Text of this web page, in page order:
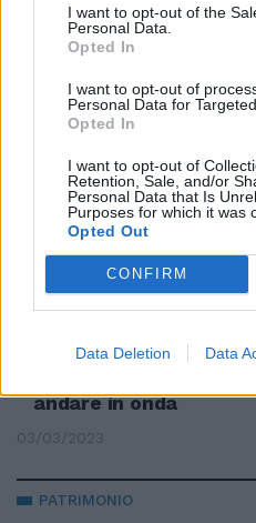
I want to opt-out of the
Personal Data.
Opted In
I want to opt-out of
Personal Data for
Opted In
I want to opt-out of
Retention, Sale, and/or
Personal Data that Is
Purposes for which it was
Opted Out
CONFIRM
Data Deletion Data
"Non lo devi fare". De
crollo in tv: l'intervista
09/03/2023
COMMOVENTE
De Filippi-Costanzo,
emoziona i social |
07/03/2023
"Nessuno deve farlo".
andare in onda
03/03/2023
PATRIMONIO